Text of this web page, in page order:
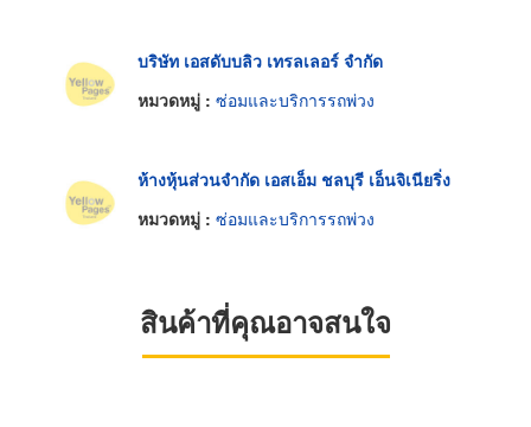
บริษัท เอสดับบลิว เทรลเลอร์ จำกัด
หมวดหมู่ : ซ่อมและบริการรถพ่วง
ห้างหุ้นส่วนจำกัด เอสเอ็ม ชลบุรี เอ็นจิเนียริ่ง
หมวดหมู่ : ซ่อมและบริการรถพ่วง
สินค้าที่คุณอาจสนใจ